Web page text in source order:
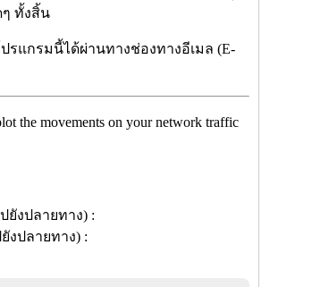
ๆ ทั้งสิ้น
แกรมนี้ได้ผ่านทางช่องทางอีเมล (E-
the movements on your network traffic